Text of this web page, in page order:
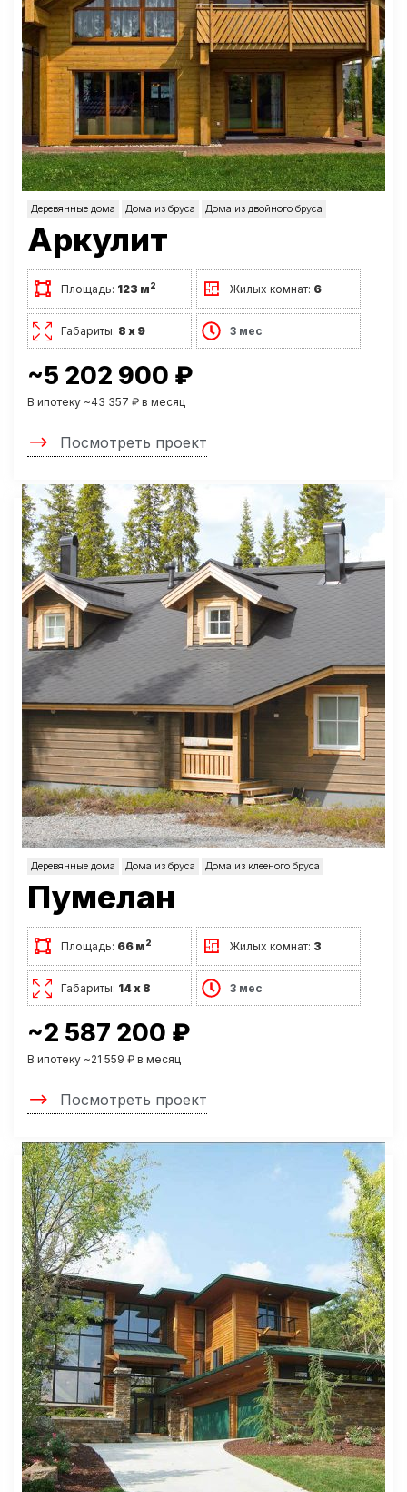
Деревянные дома Дома из бруса Дома из двойного бруса
Аркулит
Площадь: 123 м2 Жилых комнат: 6
Габариты: 8 х 9 3 мес
~5 202 900 ₽
В ипотеку ~43 357 ₽ в месяц
Посмотреть проект
Деревянные дома Дома из бруса Дома из клееного бруса
Пумелан
Площадь: 66 м2 Жилых комнат: 3
Габариты: 14 х 8 3 мес
~2 587 200 ₽
В ипотеку ~21 559 ₽ в месяц
Посмотреть проект